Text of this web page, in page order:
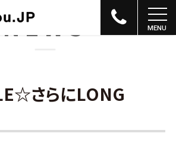
NEWS
さらにLONG